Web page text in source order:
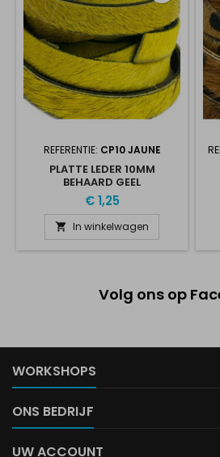
REFERENTIE: CP10 JAUNE
PLATTE LEDER 10MM
BEHAARD GEEL
€ 1,25
 In winkelwagen
Volg ons op
WORKSHOPS
ONS BEDRIJF
UW ACCOUNT